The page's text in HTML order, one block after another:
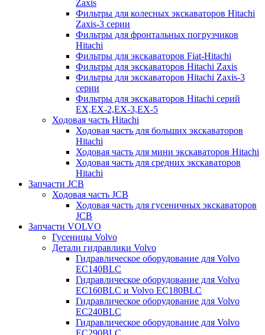
Zaxis
Фильтры для колесных экскаваторов Hitachi
Zaxis-3 серии
Фильтры для фронтальных погрузчиков
Hitachi
Фильтры для экскаваторов Fiat-Hitachi
Фильтры для экскаваторов Hitachi Zaxis
Фильтры для экскаваторов Hitachi Zaxis-3
серии
Фильтры для экскаваторов Hitachi серий
EX,EX-2,EX-3,EX-5
Ходовая часть Hitachi
Ходовая часть для больших экскаваторов
Hitachi
Ходовая часть для мини экскаваторов Hitachi
Ходовая часть для средних экскаваторов
Hitachi
Запчасти JCB
Ходовая часть JCB
Ходовая часть для гусеничных экскаваторов
JCB
Запчасти VOLVO
Гусеницы Volvo
Детали гидравлики Volvo
Гидравлическое оборудование для Volvo
EC140BLC
Гидравлическое оборудование для Volvo
EC160BLC и Volvo EC180BLC
Гидравлическое оборудование для Volvo
EC240BLC
Гидравлическое оборудование для Volvo
EC290BLC